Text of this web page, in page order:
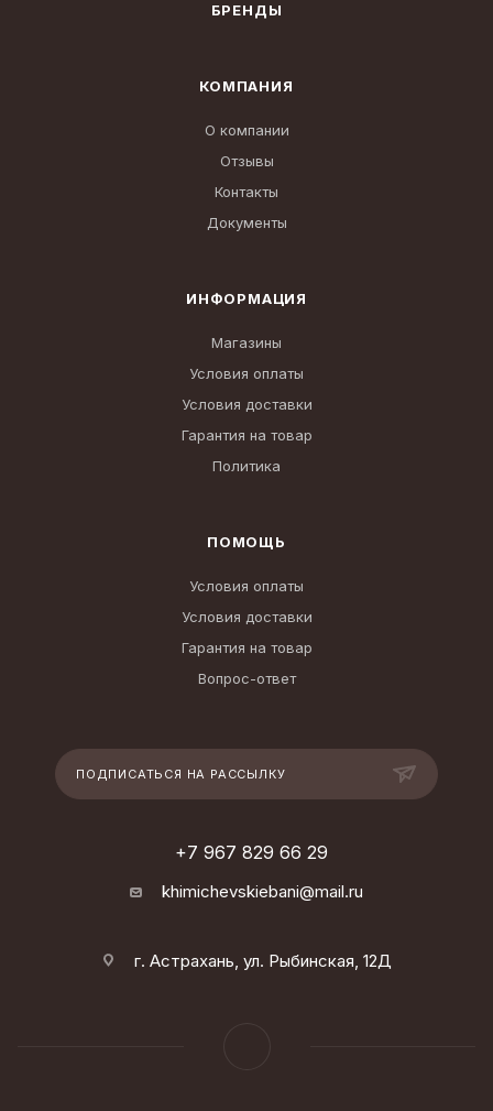
БРЕНДЫ
КОМПАНИЯ
О компании
Отзывы
Контакты
Документы
ИНФОРМАЦИЯ
Магазины
Условия оплаты
Условия доставки
Гарантия на товар
Политика
ПОМОЩЬ
Условия оплаты
Условия доставки
Гарантия на товар
Вопрос-ответ
ПОДПИСАТЬСЯ НА РАССЫЛКУ
+7 967 829 66 29
khimichevskiebani@mail.ru
г. Астрахань, ул. Рыбинская, 12Д